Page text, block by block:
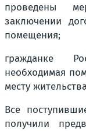
проведены
заключении
помещения;
гражданке
необходимая
месту
Все
получили